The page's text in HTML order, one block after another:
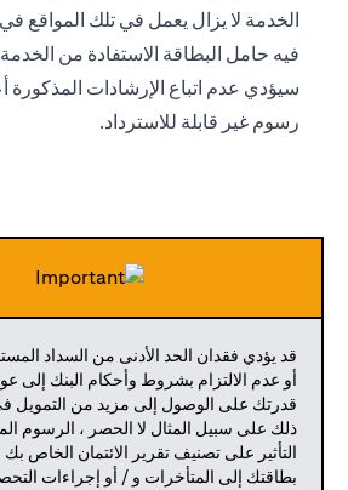
الخدمة لا يزال يعمل في تلك المواقع
فيه حامل البطاقة الاستفادة من
سيؤدي عدم اتباع الإرشادات المذكورة
رسوم غير قابلة للاسترداد.
قد يؤدي فقدان الحد الأدنى من السداد
أو عدم الالتزام بشروط وأحكام البنك إلى
قدرتك على الوصول إلى مزيد من التمويل
ذلك على سبيل المثال لا الحصر ، الرسوم
التأثير على تصنيف تقرير الائتمان الخاص
بطاقتك إلى المتأخرات و / أو إجراءات